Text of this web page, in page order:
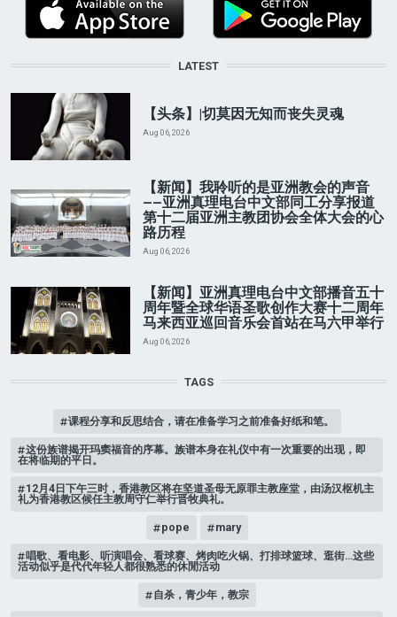
LATEST
【头条】|切莫因无知而丧失灵魂
Aug 06, 2026
【新闻】我聆听的是亚洲教会的声音
——亚洲真理电台中文部同工分享报道
第十二届亚洲主教团协会全体大会的心
路历程
Aug 06, 2026
【新闻】亚洲真理电台中文部播音五十
周年暨全球华语圣歌创作大赛十二周年
马来西亚巡回音乐会首站在马六甲举行
Aug 06, 2026
TAGS
课程分享和反思结合，请在准备学习之前准备好纸和笔。
这份族谱揭开玛窦福音的序幕。族谱本身在礼仪中有一次重要的出现，即
在将临期的平日。
12月4日下午三时，香港教区将在坚道圣母无原罪主教座堂，由汤汉枢机主
礼为香港教区候任主教周守仁举行晋牧典礼。
pope mary
唱歌、看电影、听演唱会、看球赛、烤肉吃火锅、打排球篮球、逛街…这些
活动似乎是代代年轻人都很熟悉的休閒活动
自杀，青少年，教宗